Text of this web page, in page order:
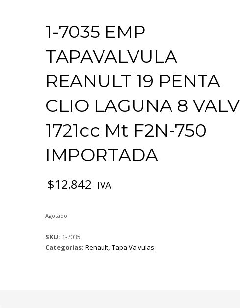
1-7035 EMP
TAPAVALVULA
REANULT 19 PENTA
CLIO LAGUNA 8 VALV
1721cc Mt F2N-750
IMPORTADA
$12,842 IVA
Agotado
SKU: 1-7035
Categorías:Renault,Tapa Valvulas